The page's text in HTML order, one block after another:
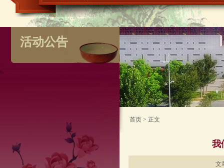
活动公告
首页 > 正文
我
文